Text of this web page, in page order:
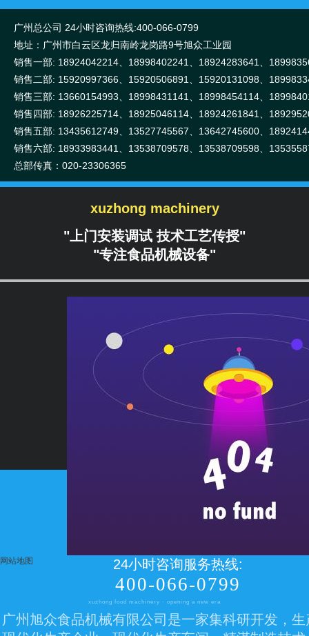
广州总公司 24小时咨询热线:400-066-0799
地址：广州市白云区龙归南岭龙岗路9号旭众工业园
销售一部: 18924042214、18998402241、18924283641、
销售二部: 15920997366、15920506891、15920131098、
销售三部: 13660154993、18998431141、18998454114、
销售四部: 18926225714、18925046114、18924261841、
销售五部: 13435612749、13527745567、13642745600、
销售六部: 18933983441、13538709578、13538709598、
总部传真：020-23306365
xuzhong machinery
"上门安装调试 技术工艺传授"
"专注食品机械设备"
24小时咨询服务热线:
400-066-0799
xuzhong food machinery · opening a new era
广州旭众食品机械有限公司是一家集科研开发，
网站地图